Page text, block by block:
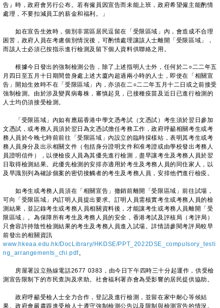
告』時，政府會另行公布。若有僱員因宣告而未能上班，政府希望僱主能酌情
處理，不要扣減員工的薪金和福利。」
如在宣告生效時，個別非當區居民逗留在「受限區域」內，會造成不合理
困苦，政府人員在考慮個別情況後，可酌情處理讓該人士離開「受限區域」，
而該人士必須已按指示進行檢測及留下個人資料供聯絡之用。
根據今日發出的強制檢測公告，除了上述指明人士外，任何於二○二二年五
月四日至五月十日期間曾身處上述大廈內超過兩小時的人士，即使在「相關宣
告」開始生效時不在「受限區域」內，亦須在二○二二年五月十二日或之前接受
強制檢測。由於涉及變異病毒株，審慎起見，已接種疫苗及近日已進行檢測的
人士均仍須接受檢測。
「受限區域」內如有應屆香港中學文憑考試（文憑試）考生須於翌日參加
文憑試，或考務人員須於翌日為文憑試擔任考務工作，政府呼籲相關考生或考
務人員於今晚七時前前往「受限區域」內設立的臨時採樣站，表明其考生或考
務人員身分及出示相關文件（包括身分證明文件和准考證或由學校發出考務人
員證明信件），以便檢疫人員為其優先進行檢測，盡早讓考生及考務人員於翌
日取得檢測結果。此優先檢測的安排亦適用於考生及考務人員的同住家人，以
及早識別列為確診個案的密切接觸者的考生及考務人員，安排他們進行檢疫。
如考生或考務人員須在「相關宣告」撤銷前離開「受限區域」前往試場，
可向「受限區域」内訂明人員提出要求。訂明人員需核實考生或考務人員的檢
測結果，並記錄考生或考務人員相關資料後，才能讓考生或考務人員離開「受
限區域」。為保障所有考生及考務人員的安全，香港考試及評核局（考評局）
只會容許持陰性檢測結果的考生及考務人員進入試場。詳情請參閱考評局較早
前發出的相關資訊
www.hkeaa.edu.hk/DocLibrary/HKDSE/PPT_2022DSE_compulsory_testi
ng_arrangements_chi.pdf。
房屋署設立熱線電話2677 0383，由今日下午四時三十分起運作，供受檢
測宣告限制下的市民查詢及求助。社會福利署亦會為受影響的居民提供協助。
政府呼籲受檢人士全力合作，登記及進行檢測，並留在家中耐心等候結
果。政府會嚴肅跟進受檢人士遵守強制檢測公告以及限制與檢測宣告的情況。